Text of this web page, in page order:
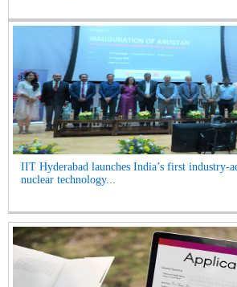
IIT Hyderabad launches India’s first industry-
nuclear technology...